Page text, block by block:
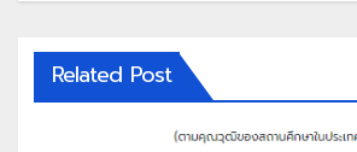
Related Post